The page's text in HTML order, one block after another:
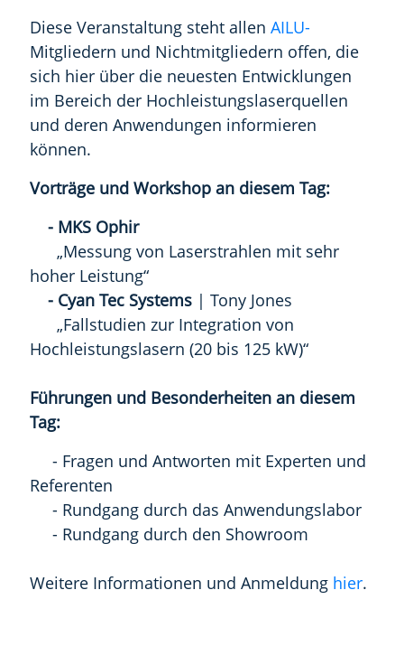
Diese Veranstaltung steht allen AILU-
Mitgliedern und Nichtmitgliedern offen, die
sich hier über die neuesten Entwicklungen
im Bereich der Hochleistungslaserquellen
und deren Anwendungen informieren
können.
Vorträge und Workshop an diesem Tag:
- MKS Ophir
„Messung von Laserstrahlen mit sehr
hoher Leistung“
- Cyan Tec Systems | Tony Jones
„Fallstudien zur Integration von
Hochleistungslasern (20 bis 125 kW)“
Führungen und Besonderheiten an diesem
Tag:
- Fragen und Antworten mit Experten und
Referenten
- Rundgang durch das Anwendungslabor
- Rundgang durch den Showroom
Weitere Informationen und Anmeldung hier.